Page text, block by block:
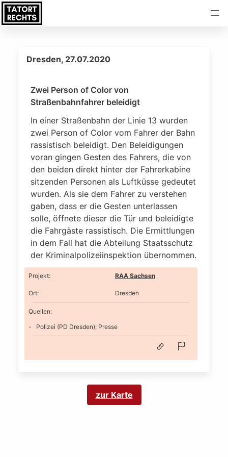
Dresden, 27.07.2020
Zwei Person of Color von
Straßenbahnfahrer beleidigt
In einer Straßenbahn der Linie 13 wurden
zwei Person of Color vom Fahrer der Bahn
rassistisch beleidigt. Den Beleidigungen
voran gingen Gesten des Fahrers, die von
den beiden direkt hinter der Fahrerkabine
sitzenden Personen als Luftküsse gedeutet
wurden. Als sie dem Fahrer zu verstehen
gaben, dass er die Gesten unterlassen
solle, öffnete dieser die Tür und beleidigte
die Fahrgäste rassistisch. Die Ermittlungen
in dem Fall hat die Abteilung Staatsschutz
der Kriminalpolizeiinspektion übernommen.
Projekt: RAA Sachsen
Ort: Dresden
Quellen:
Polizei (PD Dresden); Presse
zur Karte